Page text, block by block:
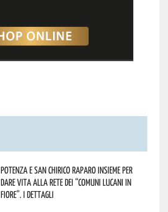
Potenza e San Chirico Raparo insieme per
dare vita alla rete dei “Comuni Lucani in
Fiore”. I dettagli